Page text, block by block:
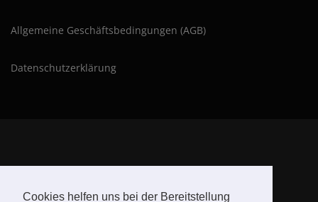
Cookies helfen uns bei der Bereitstellung
Allgemeine Geschäftsbedingungen (AGB)
Datenschutzerklärung